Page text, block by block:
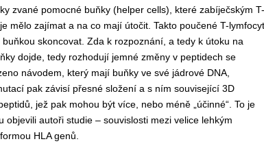
zvané pomocné buňky (helper cells), které zabíječským T-
mělo zajímat a na co mají útočit. Takto poučené T-
skoncovat. Zda k rozpoznání, a tedy k útoku na
dojde, tedy rozhodují jemné změny v peptidech se
návodem, který mají buňky ve své jádrové DNA,
pak závisí přesné složení a s ním související 3D
jež pak mohou být více, nebo méně „účinné“. To je
objevili autoři studie – souvislosti mezi velice lehkým
HLA genů.